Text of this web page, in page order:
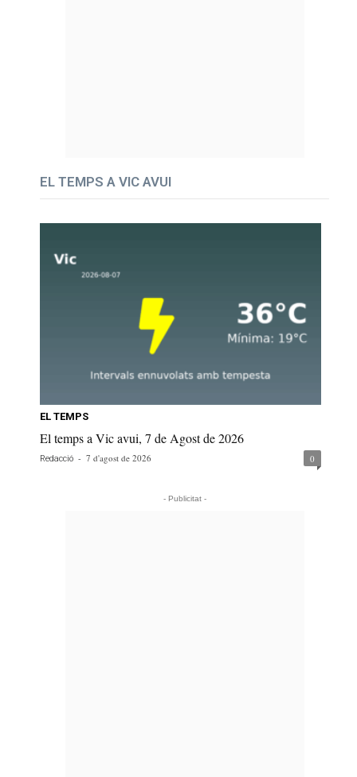
EL TEMPS A VIC AVUI
EL TEMPS
El temps a Vic avui, 7 de Agost de 2026
Redacció - 7 d'agost de 2026 0
- Publicitat -